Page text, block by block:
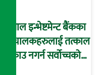
नेपाल इन्भेष्टमेन्ट बैंकका
संचालकहरुलाई तत्काल
पक्राउ नगर्न सर्वोच्चको